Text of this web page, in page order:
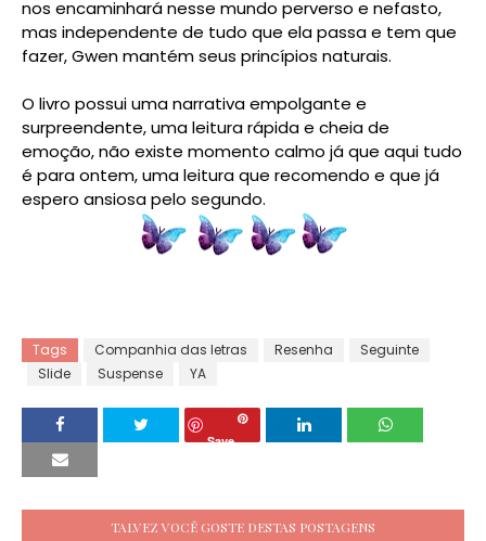
nos encaminhará nesse mundo perverso e nefasto,
mas independente de tudo que ela passa e tem que
fazer, Gwen mantém seus princípios naturais.
O livro possui uma narrativa empolgante e
surpreendente, uma leitura rápida e cheia de
emoção, não existe momento calmo já que aqui tudo
é para ontem, uma leitura que recomendo e que já
espero ansiosa pelo segundo.
Tags Companhia das letras Resenha
Seguinte
Slide
Suspense YA
Save
TALVEZ VOCÊ GOSTE DESTAS POSTAGENS